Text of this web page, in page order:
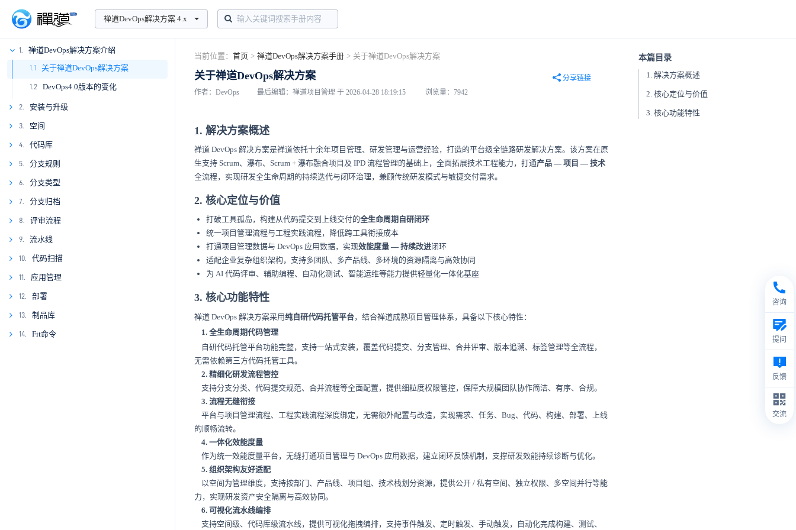
禅道DevOps解决方案 4.x
1. 禅道DevOps解决方案介绍
1.1 关于禅道DevOps解决方案
1.2 DevOps4.0版本的变化
2. 安装与升级
2.1
2.2
2.3
3. 空间
3.1
3.2
4. 代码库
4.1
4.2
4.3
4.4
5. 分支规则
5.1
5.2
6. 分支类型
6.1
6.2
7. 分支归档
7.1
8. 评审流程
8.1
8.2
8.3
9. 流水线
9.1
9.2
10. 代码扫描
10.1
10.2
10.3
10.4
11. 应用管理
11.1
12. 部署
12.1
12.2
13. 制品库
13.1
14. Fit命令
当前位置： 首页 > 禅道DevOps解决方案手册 > 关于禅道DevOps解决方案
关于禅道DevOps解决方案
作者：DevOps 最后编辑：禅道项目管理 于 2026-04-28 18:19:15 浏览量：7942
分享链接
本篇目录
1. 解决方案概述
2. 核心定位与价值
3. 核心功能特性
1. 解决方案概述
禅道 DevOps 解决方案是禅道依托十余年项目管理、研发管理与运营经验，打造的平台级全链路研发解决方案。该方案在原
生支持 Scrum、瀑布、Scrum + 瀑布融合项目及 IPD 流程管理的基础上，全面拓展技术工程能力，打通产品 — 项目 — 技术
全流程，实现研发全生命周期的持续迭代与闭环治理，兼顾传统研发模式与敏捷交付需求。
2. 核心定位与价值
打破工具孤岛，构建从代码提交到上线交付的全生命周期自研闭环
统一项目管理流程与工程实践流程，降低跨工具衔接成本
打通项目管理数据与 DevOps 应用数据，实现效能度量 — 持续改进闭环
适配企业复杂组织架构，支持多团队、多产品线、多环境的资源隔离与高效协同
为 AI 代码评审、辅助编程、自动化测试、智能运维等能力提供轻量化一体化基座
3. 核心功能特性
禅道 DevOps 解决方案采用纯自研代码托管平台，结合禅道成熟项目管理体系，具备以下核心特性：
1. 全生命周期代码管理
自研代码托管平台功能完整，支持一站式安装，覆盖代码提交、分支管理、合并评审、版本追溯、标签管理等全流程，
无需依赖第三方代码托管工具。
2. 精细化研发流程管控
支持分支分类、代码提交规范、合并流程等全面配置，提供细粒度权限管控，保障大规模团队协作简洁、有序、合规。
3. 流程无缝衔接
平台与项目管理流程、工程实践流程深度绑定，无需额外配置与改造，实现需求、任务、Bug、代码、构建、部署、上线
的顺畅流转。
4. 一体化效能度量
作为统一效能度量平台，无缝打通项目管理与 DevOps 应用数据，建立闭环反馈机制，支撑研发效能持续诊断与优化。
5. 组织架构友好适配
以空间为管理维度，支持按部门、产品线、项目组、技术栈划分资源，提供公开 / 私有空间、独立权限、多空间并行等能
力，实现研发资产安全隔离与高效协同。
6. 可视化流水线编排
支持空间级、代码库级流水线，提供可视化拖拽编排，支持事件触发、定时触发、手动触发，自动化完成构建、测试、
咨询
提问
反馈
交流